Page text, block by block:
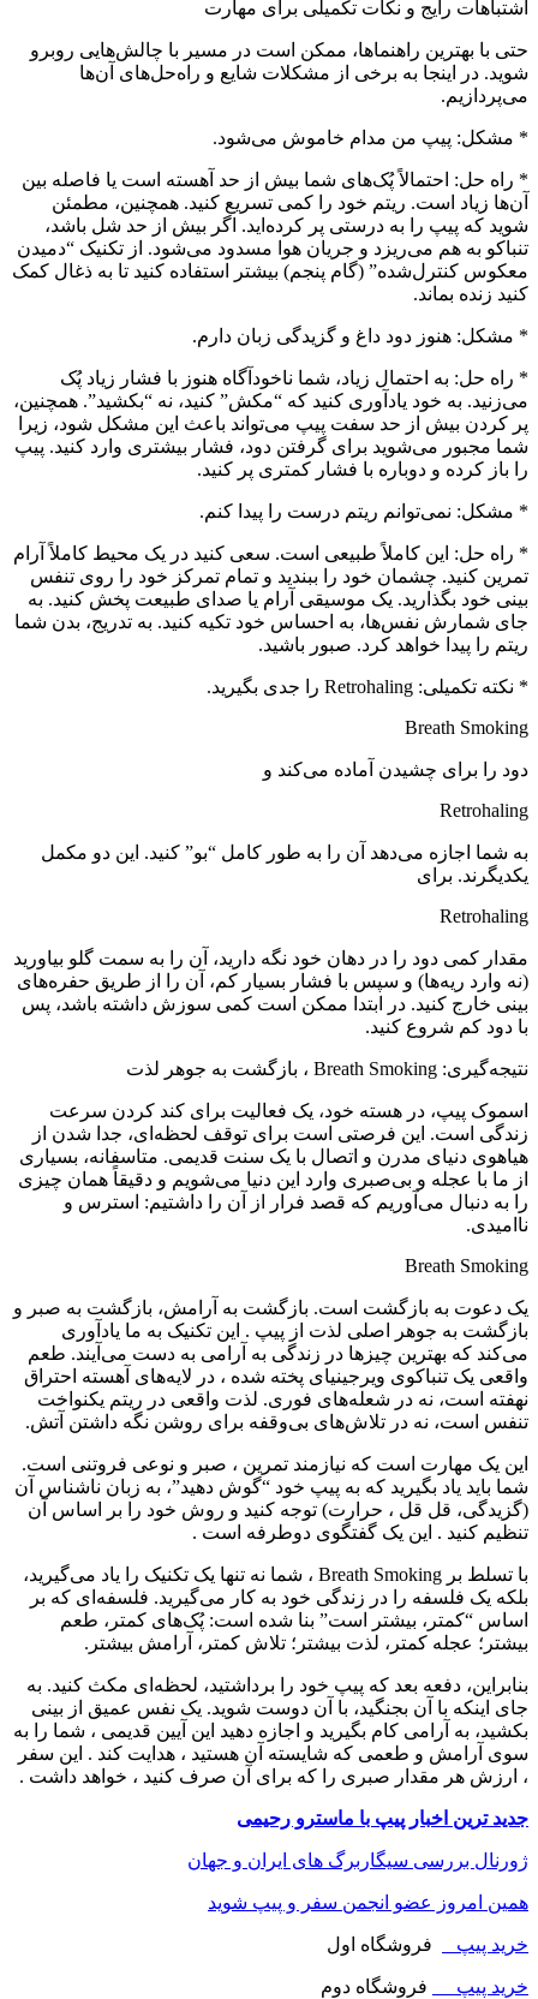
اشتباهات رایج و نکات تکمیلی برای مهارت
حتی با بهترین راهنماها، ممکن است در مسیر با چالش‌هایی روبرو
شوید. در اینجا به برخی از مشکلات شایع و راه‌حل‌های آن‌ها
می‌پردازیم.
* مشکل: پیپ من مدام خاموش می‌شود.
* راه حل: احتمالاً پُک‌های شما بیش از حد آهسته است یا فاصله بین
آن‌ها زیاد است. ریتم خود را کمی تسریع کنید. همچنین، مطمئن
شوید که پیپ را به درستی پر کرده‌اید. اگر بیش از حد شل باشد،
تنباکو به هم می‌ریزد و جریان هوا مسدود می‌شود. از تکنیک “دمیدن
معکوس کنترل‌شده” (گام پنجم) بیشتر استفاده کنید تا به ذغال کمک
کنید زنده بماند.
* مشکل: هنوز دود داغ و گزیدگی زبان دارم.
* راه حل: به احتمال زیاد، شما ناخودآگاه هنوز با فشار زیاد پُک
می‌زنید. به خود یادآوری کنید که “مکش” کنید، نه “بکشید”. همچنین،
پر کردن بیش از حد سفت پیپ می‌تواند باعث این مشکل شود، زیرا
شما مجبور می‌شوید برای گرفتن دود، فشار بیشتری وارد کنید. پیپ
را باز کرده و دوباره با فشار کمتری پر کنید.
* مشکل: نمی‌توانم ریتم درست را پیدا کنم.
* راه حل: این کاملاً طبیعی است. سعی کنید در یک محیط کاملاً آرام
تمرین کنید. چشمان خود را ببندید و تمام تمرکز خود را روی تنفس
بینی خود بگذارید. یک موسیقی آرام یا صدای طبیعت پخش کنید. به
جای شمارش نفس‌ها، به احساس خود تکیه کنید. به تدریج، بدن شما
ریتم را پیدا خواهد کرد. صبور باشید.
* نکته تکمیلی: Retrohaling را جدی بگیرید.
Breath Smoking
دود را برای چشیدن آماده می‌کند و
Retrohaling
به شما اجازه می‌دهد آن را به طور کامل “بو” کنید. این دو مکمل
یکدیگرند. برای
Retrohaling
مقدار کمی دود را در دهان خود نگه دارید، آن را به سمت گلو بیاورید
(نه وارد ریه‌ها) و سپس با فشار بسیار کم، آن را از طریق حفره‌های
بینی خارج کنید. در ابتدا ممکن است کمی سوزش داشته باشد، پس
با دود کم شروع کنید.
نتیجه‌گیری: Breath Smoking ، بازگشت به جوهر لذت
اسموک پیپ، در هسته خود، یک فعالیت برای کند کردن سرعت
زندگی است. این فرصتی است برای توقف لحظه‌ای، جدا شدن از
هیاهوی دنیای مدرن و اتصال با یک سنت قدیمی. متاسفانه، بسیاری
از ما با عجله و بی‌صبری وارد این دنیا می‌شویم و دقیقاً همان چیزی
را به دنبال می‌آوریم که قصد فرار از آن را داشتیم: استرس و
ناامیدی.
Breath Smoking
یک دعوت به بازگشت است. بازگشت به آرامش، بازگشت به صبر و
بازگشت به جوهر اصلی لذت از پیپ . این تکنیک به ما یادآوری
می‌کند که بهترین چیزها در زندگی به آرامی به دست می‌آیند. طعم
واقعی یک تنباکوی ویرجینیای پخته شده ، در لایه‌های آهسته احتراق
نهفته است، نه در شعله‌های فوری. لذت واقعی در ریتم یکنواخت
تنفس است، نه در تلاش‌های بی‌وقفه برای روشن نگه داشتن آتش.
این یک مهارت است که نیازمند تمرین ، صبر و نوعی فروتنی است.
شما باید یاد بگیرید که به پیپ خود “گوش دهید”، به زبان ناشناس آن
(گزیدگی، قل قل ، حرارت) توجه کنید و روش خود را بر اساس آن
تنظیم کنید . این یک گفتگوی دوطرفه است .
با تسلط بر Breath Smoking ، شما نه تنها یک تکنیک را یاد می‌گیرید،
بلکه یک فلسفه را در زندگی خود به کار می‌گیرید. فلسفه‌ای که بر
اساس “کمتر، بیشتر است” بنا شده است: پُک‌های کمتر، طعم
بیشتر؛ عجله کمتر، لذت بیشتر؛ تلاش کمتر، آرامش بیشتر.
بنابراین، دفعه بعد که پیپ خود را برداشتید، لحظه‌ای مکث کنید. به
جای اینکه با آن بجنگید، با آن دوست شوید. یک نفس عمیق از بینی
بکشید، به آرامی کام بگیرید و اجازه دهید این آیین قدیمی ، شما را به
سوی آرامش و طعمی که شایسته آن هستید ، هدایت کند . این سفر
، ارزش هر مقدار صبری را که برای آن صرف کنید ، خواهد داشت .
جدید ترین اخبار پیپ با ماسترو رحیمی
ژورنال بررسی سیگاربرگ های ایران و جهان
همین امروز عضو انجمن سفر و پیپ شوید
خرید پیپ فروشگاه اول
خرید پیپ فروشگاه دوم